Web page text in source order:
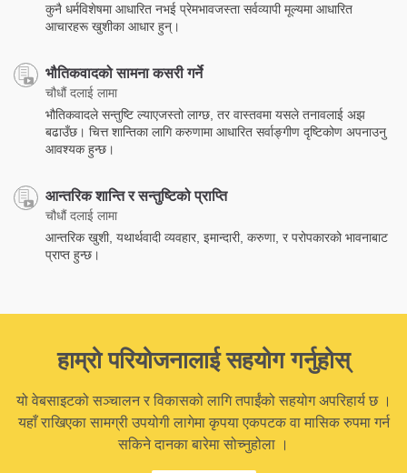
कुनै धर्मविशेषमा आधारित नभई प्रेमभावजस्ता सर्वव्यापी मूल्यमा आधारित
आचारहरू खुशीका आधार हुन्।
भौतिकवादको सामना कसरी गर्ने
चौधौं दलाई लामा
भौतिकवादले सन्तुष्टि ल्याएजस्तो लाग्छ, तर वास्तवमा यसले तनावलाई अझ
बढाउँछ। चित्त शान्तिका लागि करुणामा आधारित सर्वाङ्गीण दृष्टिकोण अपनाउनु
आवश्यक हुन्छ।
आन्तरिक शान्ति र सन्तुष्टिको प्राप्ति
चौधौं दलाई लामा
आन्तरिक खुशी, यथार्थवादी व्यवहार, इमान्दारी, करुणा, र परोपकारको भावनाबाट
प्राप्त हुन्छ।
हाम्रो परियोजनालाई सहयोग गर्नुहोस्
यो वेबसाइटको सञ्चालन र विकासको लागि तपाईंको सहयोग अपरिहार्य छ ।
यहाँ राखिएका सामग्री उपयोगी लागेमा कृपया एकपटक वा मासिक रुपमा गर्न
सकिने दानका बारेमा सोच्नुहोला ।